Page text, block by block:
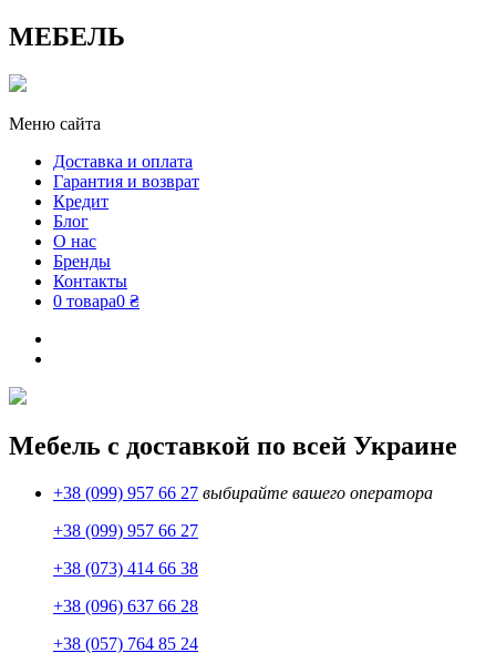
МЕБЕЛЬ
Меню сайта
Доставка и оплата
Гарантия и возврат
Кредит
Блог
О нас
Бренды
Контакты
0 товара0 ₴
Мебель с доставкой по всей Украине
+38 (099) 957 66 27 выбирайте вашего оператора
+38 (099) 957 66 27
+38 (073) 414 66 38
+38 (096) 637 66 28
+38 (057) 764 85 24